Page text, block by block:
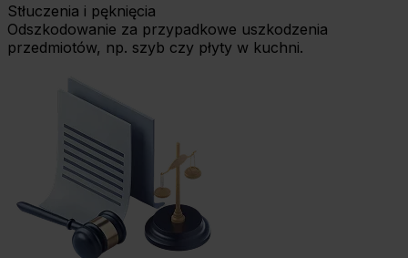
Stłuczenia i pęknięcia
Odszkodowanie za przypadkowe uszkodzenia
przedmiotów, np. szyb czy płyty w kuchni.